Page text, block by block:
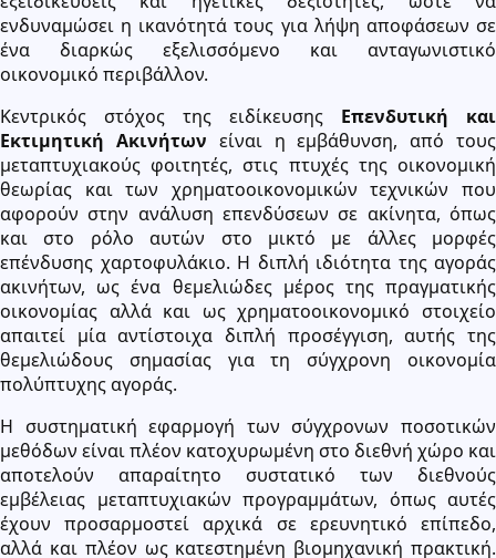
ενδυναμώσει η ικανότητά τους για λήψη αποφάσεων σε
ένα διαρκώς εξελισσόμενο και ανταγωνιστικό
οικονομικό περιβάλλον.
Κεντρικός στόχος της ειδίκευσης Επενδυτική και
Εκτιμητική Ακινήτων είναι η εμβάθυνση, από τους
μεταπτυχιακούς φοιτητές, στις πτυχές της οικονομική
θεωρίας και των χρηματοοικονομικών τεχνικών που
αφορούν στην ανάλυση επενδύσεων σε ακίνητα, όπως
και στο ρόλο αυτών στο μικτό με άλλες μορφές
επένδυσης χαρτοφυλάκιο. Η διπλή ιδιότητα της αγοράς
ακινήτων, ως ένα θεμελιώδες μέρος της πραγματικής
οικονομίας αλλά και ως χρηματοοικονομικό στοιχείο
απαιτεί μία αντίστοιχα διπλή προσέγγιση, αυτής της
θεμελιώδους σημασίας για τη σύγχρονη οικονομία
πολύπτυχης αγοράς.
Η συστηματική εφαρμογή των σύγχρονων ποσοτικών
μεθόδων είναι πλέον κατοχυρωμένη στο διεθνή χώρο και
αποτελούν απαραίτητο συστατικό των διεθνούς
εμβέλειας μεταπτυχιακών προγραμμάτων, όπως αυτές
έχουν προσαρμοστεί αρχικά σε ερευνητικό επίπεδο,
αλλά και πλέον ως κατεστημένη βιομηχανική πρακτική.